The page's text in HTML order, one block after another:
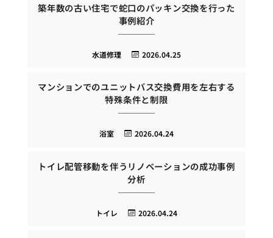
築年数の古い住宅で蛇口のパッキン交換を行った
事例紹介
2026.04.25
水道修理
マンションでのユニットバス交換費用を左右する
特殊条件と制限
2026.04.24
浴室
トイレ配管移動を伴うリノベーションの成功事例
分析
2026.04.24
トイレ